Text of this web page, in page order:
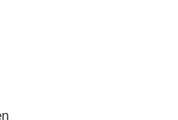
Gate Array